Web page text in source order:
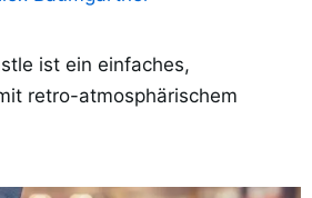
ist ein einfaches,
retro-atmosphärischem